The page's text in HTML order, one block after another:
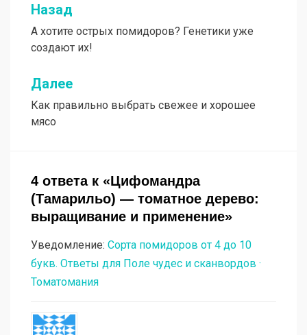
Навигация
по
записям
Назад
А хотите острых помидоров? Генетики уже
создают их!
Далее
Как правильно выбрать свежее и хорошее
мясо
4 ответа к «Цифомандра
(Тамарильо) — томатное дерево:
выращивание и применение»
Уведомление: Сорта помидоров от 4 до 10
букв. Ответы для Поле чудес и сканвордов ·
Томатомания